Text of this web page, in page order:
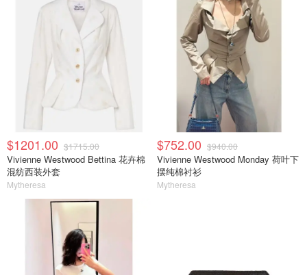
$1201.00 $1715.00
Vivienne Westwood Bettina 花卉棉
混纺西装外套
Mytheresa
$752.00 $940.00
Vivienne Westwood Monday 荷叶下
摆纯棉衬衫
Mytheresa